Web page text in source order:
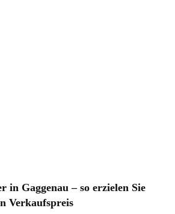
in Gaggenau – so erzielen Sie
Verkaufspreis